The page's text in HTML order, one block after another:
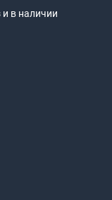
и в наличии